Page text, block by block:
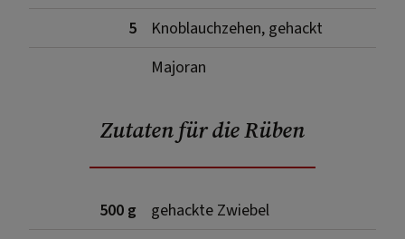
5
Knoblauchzehen, gehackt
Majoran
Zutaten für die Rüben
500 g
gehackte Zwiebel